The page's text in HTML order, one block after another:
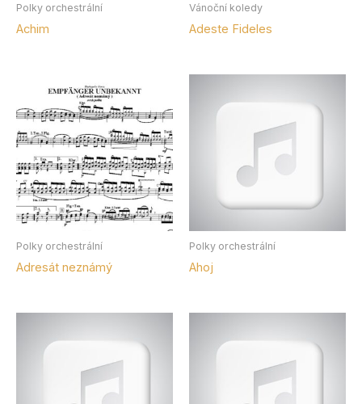
Polky orchestrální
Achim
Vánoční koledy
Adeste Fideles
Polky orchestrální
Adresát neznámý
Polky orchestrální
Ahoj